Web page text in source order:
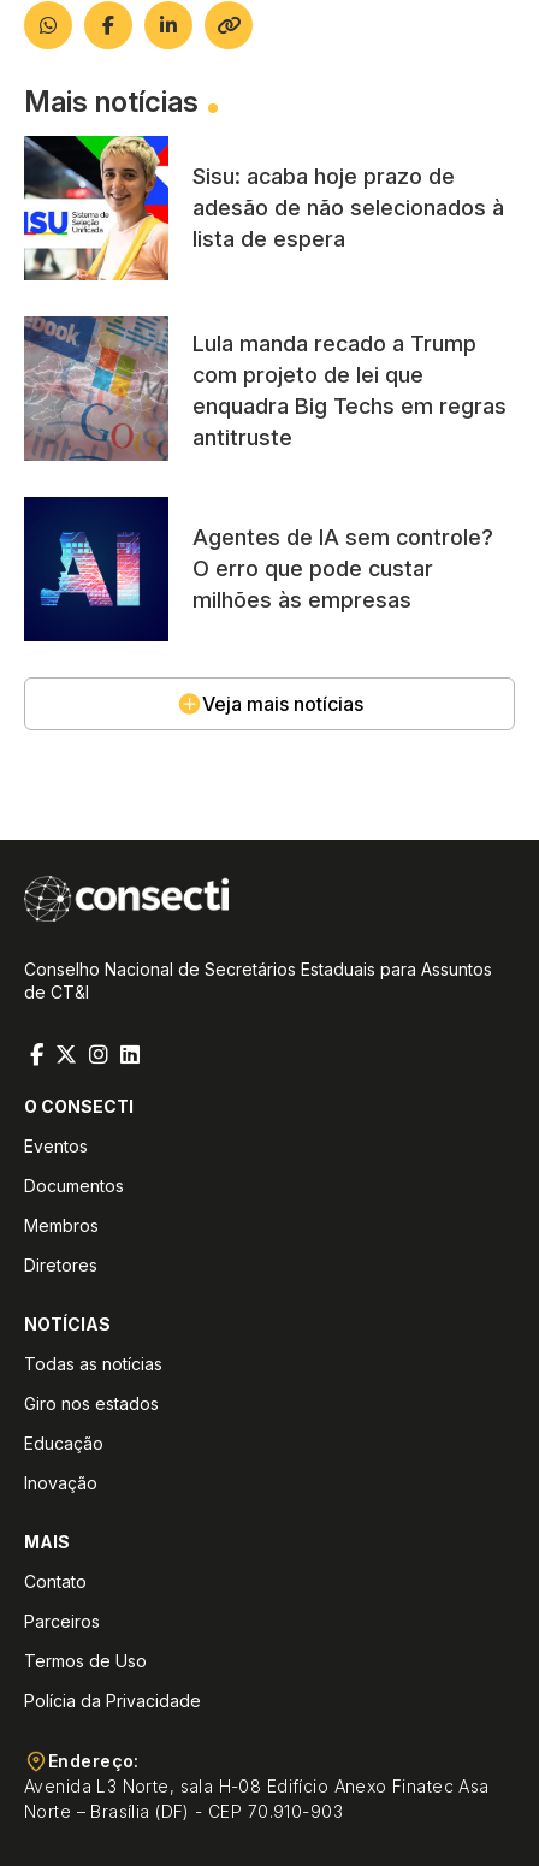
Mais notícias
Sisu: acaba hoje prazo de
adesão de não selecionados à
lista de espera
Lula manda recado a Trump
com projeto de lei que
enquadra Big Techs em regras
antitruste
Agentes de IA sem controle?
O erro que pode custar
milhões às empresas
Veja mais notícias
Conselho Nacional de Secretários Estaduais para Assuntos
de CT&I
O CONSECTI
Eventos
Documentos
Membros
Diretores
NOTÍCIAS
Todas as notícias
Giro nos estados
Educação
Inovação
MAIS
Contato
Parceiros
Termos de Uso
Polícia da Privacidade
Endereço:
Avenida L3 Norte, sala H-08 Edifício Anexo Finatec Asa
Norte – Brasília (DF) - CEP 70.910-903